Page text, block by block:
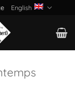
English